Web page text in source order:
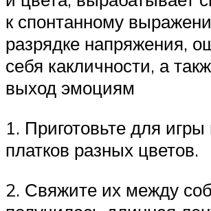
к спонтанному
разрядке напряжения,
себя какличности, а
выход эмоциям
1. Приготовьте для
платков разных цветов.
2. Свяжите их между